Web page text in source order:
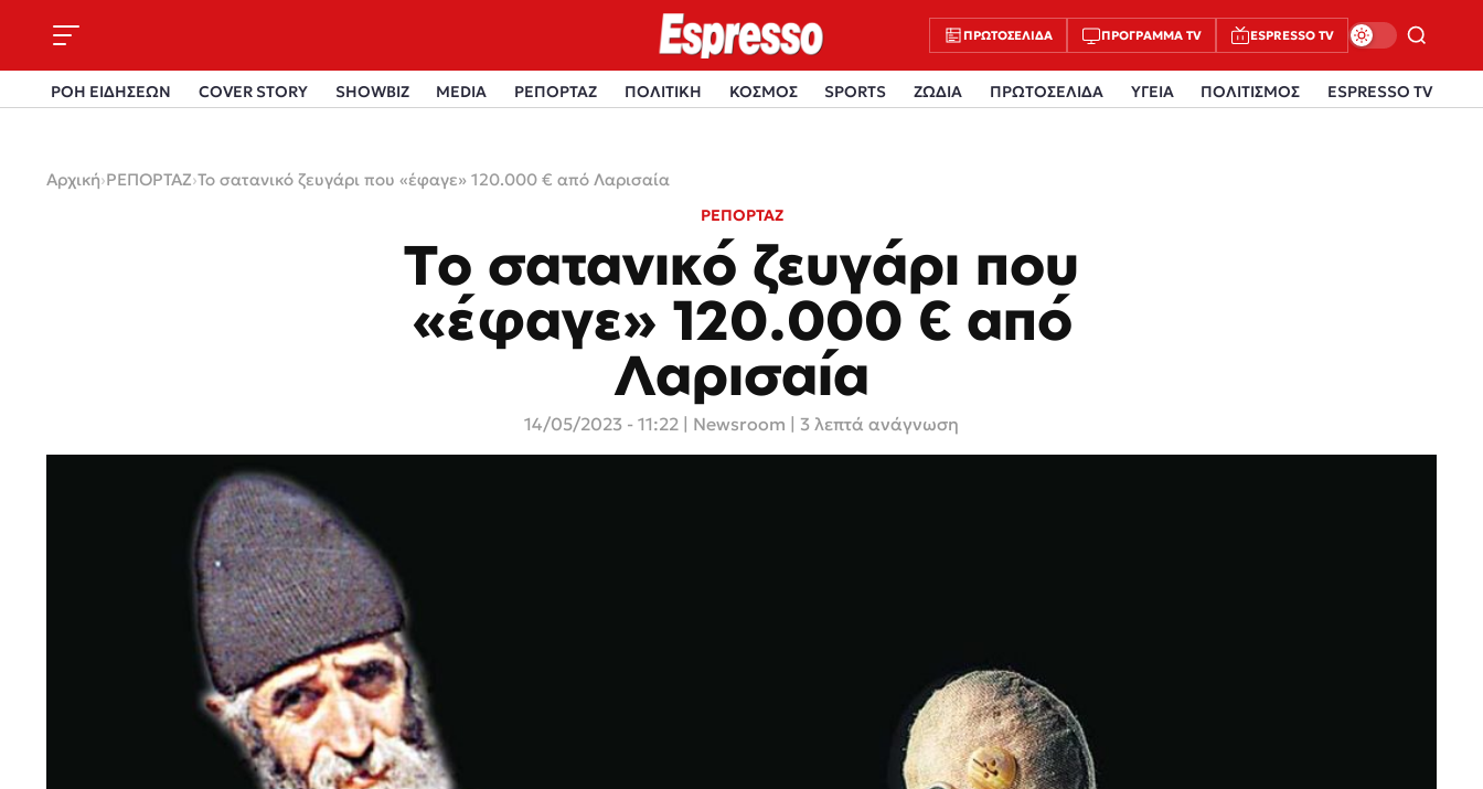
ΠΡΩΤΟΣΈΛΙΔΑ ΠΡΌΓΡΑΜΜΑ TV ESPRESSO TV
ΡΟΗ ΕΙΔΗΣΕΩΝ COVER STORY SHOWBIZ MEDIA ΡΕΠΟΡΤΑΖ ΠΟΛΙΤΙΚΗ ΚΟΣΜΟΣ SPORTS ΖΩΔΙΑ ΠΡΩΤΟΣΕΛΙΔΑ ΥΓΕΙΑ ΠΟΛΙΤΙΣΜΟΣ ESPRESSO TV
Αρχική›ΡΕΠΟΡΤΑΖ›Το σατανικό ζευγάρι που «έφαγε» 120.000 € από Λαρισαία
ΡΕΠΟΡΤΑΖ
Το σατανικό ζευγάρι που
«έφαγε» 120.000 € από
Λαρισαία
14/05/2023 - 11:22 Newsroom | 3 λεπτά ανάγνωση